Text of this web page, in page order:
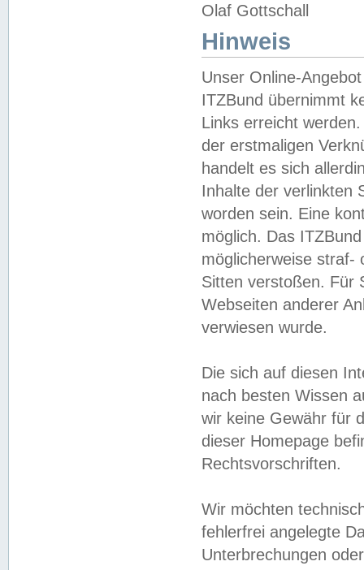
Olaf Gottschall
Hinweis
Unser Online-
ITZBund übernimmt
Links erreicht
der erstmaligen
handelt es sich
Inhalte der verlinkten
worden sein. Eine
möglich. Das
möglicherweise straf-
Sitten verstoßen. Für
Webseiten anderer
verwiesen wurde.
Die sich auf diesen
nach besten Wissen
wir keine Gewähr für
dieser Homepage
Rechtsvorschriften.
Wir möchten
fehlerfrei angelegte
Unterbrechungen